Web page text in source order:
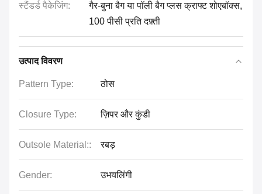
स्टैंडर्ड पैकेजिंग:
गैर-बुना बैग या पॉली बैग प्लस क्राफ्ट शोएबॉक्स,
100 पीसी प्रति दफ़्ती
उत्पाद विवरण
Pattern Type: ठोस
Closure Type: ज़िपर और कुंडी
Outsole Material:: रबड़
Gender: उभयलिंगी